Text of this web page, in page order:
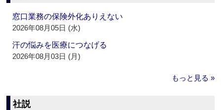
窓口業務の保険外化ありえない
2026年08月05日 (水)
汗の悩みを医療につなげる
2026年08月03日 (月)
もっと見る »
社説